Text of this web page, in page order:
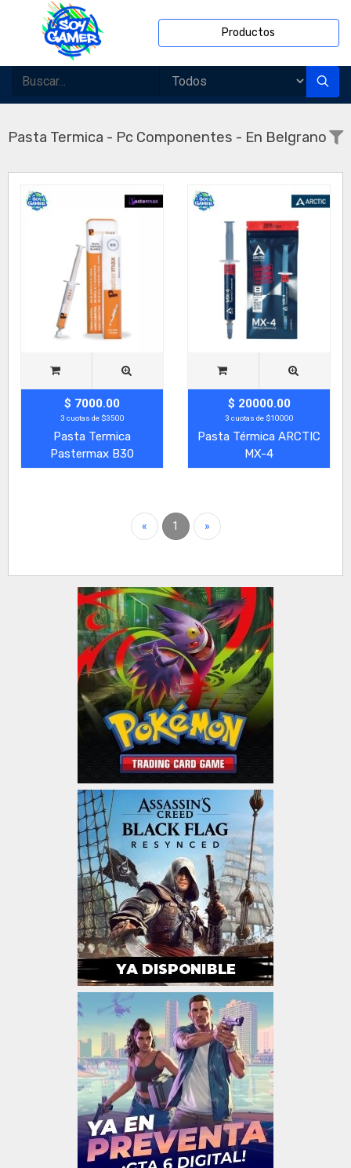
Productos
Pasta Termica - Pc Componentes - En Belgrano
$ 7000.00
3 cuotas de $3500
Pasta Termica
Pastermax B30
$ 20000.00
3 cuotas de $10000
Pasta Térmica ARCTIC
MX-4
« 1 »